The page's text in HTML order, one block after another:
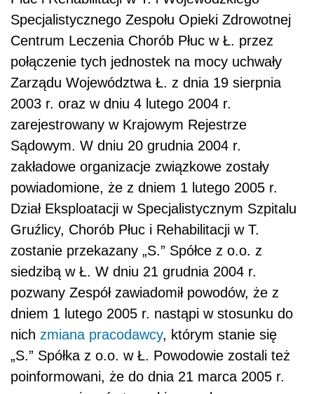
Specjalistycznego Zespołu Opieki Zdrowotnej
Centrum Leczenia Chorób Płuc w Ł. przez
połączenie tych jednostek na mocy uchwały
Zarządu Województwa Ł. z dnia 19 sierpnia
2003 r. oraz w dniu 4 lutego 2004 r.
zarejestrowany w Krajowym Rejestrze
Sądowym. W dniu 20 grudnia 2004 r.
zakładowe organizacje związkowe zostały
powiadomione, że z dniem 1 lutego 2005 r.
Dział Eksploatacji w Specjalistycznym Szpitalu
Gruźlicy, Chorób Płuc i Rehabilitacji w T.
zostanie przekazany „S.” Spółce z o.o. z
siedzibą w Ł. W dniu 21 grudnia 2004 r.
pozwany Zespół zawiadomił powodów, że z
dniem 1 lutego 2005 r. nastąpi w stosunku do
nich zmiana pracodawcy, którym stanie się
„S.” Spółka z o.o. w Ł. Powodowie zostali też
poinformowani, że do dnia 21 marca 2005 r.